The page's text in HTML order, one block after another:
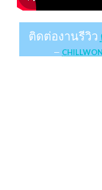
ติดต่องานรีวิว